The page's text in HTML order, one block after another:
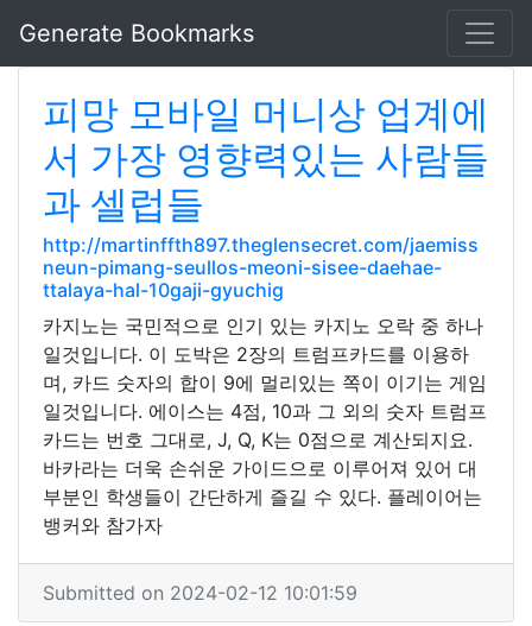
Generate Bookmarks
피망 모바일 머니상 업계에
서 가장 영향력있는 사람들
과 셀럽들
http://martinffth897.theglensecret.com/jaemiss
neun-pimang-seullos-meoni-sisee-daehae-
ttalaya-hal-10gaji-gyuchig
카지노는 국민적으로 인기 있는 카지노 오락 중 하나
일것입니다. 이 도박은 2장의 트럼프카드를 이용하
며, 카드 숫자의 합이 9에 멀리있는 쪽이 이기는 게임
일것입니다. 에이스는 4점, 10과 그 외의 숫자 트럼프
카드는 번호 그대로, J, Q, K는 0점으로 계산되지요.
바카라는 더욱 손쉬운 가이드으로 이루어져 있어 대
부분인 학생들이 간단하게 즐길 수 있다. 플레이어는
뱅커와 참가자
Submitted on 2024-02-12 10:01:59